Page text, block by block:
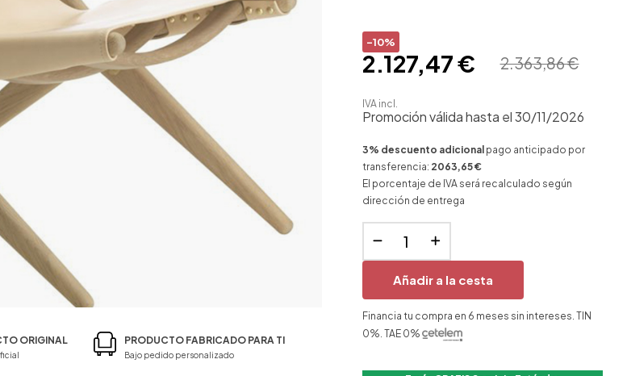
ORIGINAL PRODUCTO FABRICADO PARA TI
Bajo pedido personalizado
-10%
2.363,86 €
2.127,47 €
IVA incl.
Promoción válida hasta el 30/11/2026
3% descuento adicional pago anticipado por
transferencia: 2063,65 €
El porcentaje de IVA será recalculado según
dirección de entrega
Añadir a la cesta
Financia tu compra en 6 meses sin intereses. TIN
0%. TAE 0%